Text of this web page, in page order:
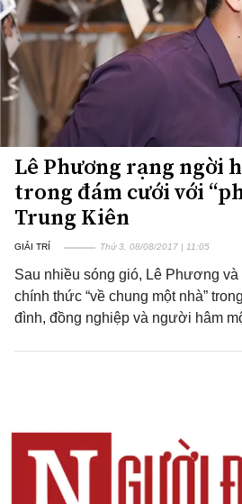
Lê Phương rạng ngời
trong đám cưới với
Trung Kiên
GIẢI TRÍ Thứ 3, 08/08/2017 | 11:05
Sau nhiều sóng gió, Lê Phương và
chính thức “về chung một nhà”
đình, đồng nghiệp và người hâm